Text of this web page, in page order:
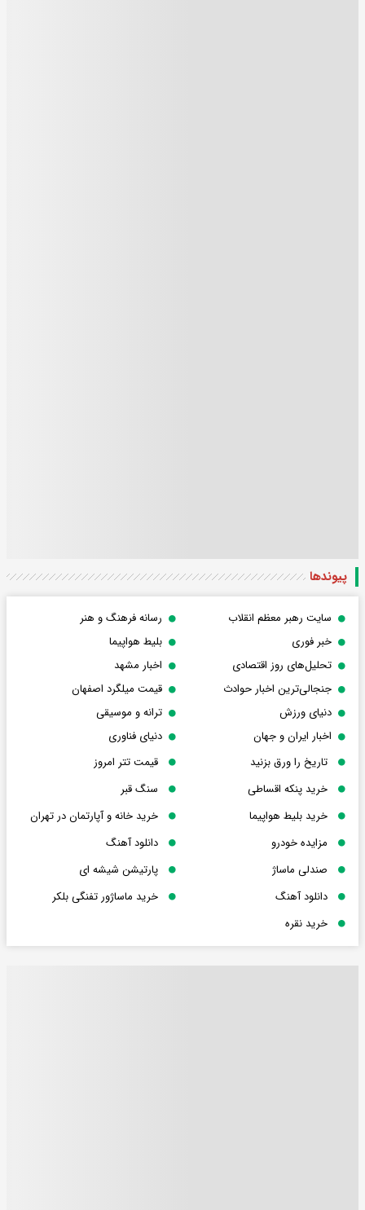
پیوندها
سایت رهبر معظم انقلاب
رسانه فرهنگ و هنر
خبر فوری
بلیط هواپیما
تحلیل‌های روز اقتصادی
اخبار مشهد
جنجالی‌ترین اخبار حوادث
قیمت میلگرد اصفهان
دنیای ورزش
ترانه و موسیقی
اخبار ایران و جهان
دنیای فناوری
تاریخ را ورق بزنید
قیمت تتر امروز
خرید پنکه اقساطی
سنگ قبر
خرید بلیط هواپیما
خرید خانه و آپارتمان در تهران
مزایده خودرو
دانلود آهنگ
صندلی ماساژ
پارتیشن شیشه ای
دانلود آهنگ
خرید ماساژور تفنگی بلکر
خرید نقره